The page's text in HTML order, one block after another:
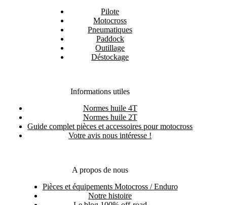
Pilote
Motocross
Pneumatiques
Paddock
Outillage
Déstockage
Informations utiles
Normes huile 4T
Normes huile 2T
Guide complet pièces et accessoires pour motocross
Votre avis nous intéresse !
A propos de nous
Pièces et équipements Motocross / Enduro
Notre histoire